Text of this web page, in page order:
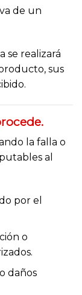
de un
se realizará
sus
la falla o
al
por el
o
daños